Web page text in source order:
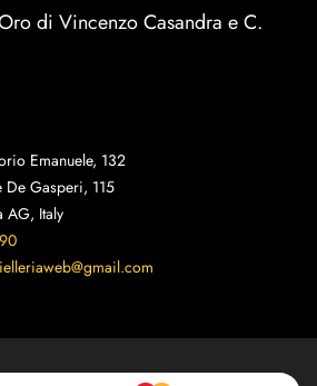
di Vincenzo Casandra e C.
Emanuele, 132
Gasperi, 115
AG, Italy